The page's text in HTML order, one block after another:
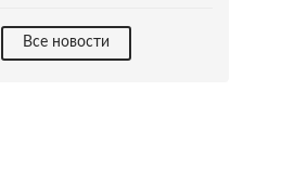
Все новости